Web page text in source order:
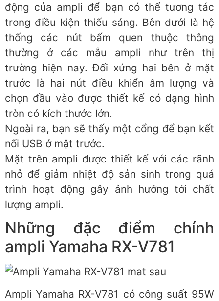
động của ampli để bạn có thể tương tác
trong điều kiện thiếu sáng. Bên dưới là hệ
thống các nút bấm quen thuộc thông
thường ở các mẫu ampli như trên thị
trường hiện nay. Đối xứng hai bên ở mặt
trước là hai nút điều khiển âm lượng và
chọn đầu vào được thiết kế có dạng hình
tròn có kích thước lớn.
Ngoài ra, bạn sẽ thấy một cổng để bạn kết
nối USB ở mặt trước.
Mặt trên ampli được thiết kế với các rãnh
nhỏ để giảm nhiệt độ sản sinh trong quá
trình hoạt động gây ảnh hưởng tới chất
lượng ampli.
Những đặc điểm chính
ampli Yamaha RX-V781
Ampli Yamaha RX-V781 có công suất 95W